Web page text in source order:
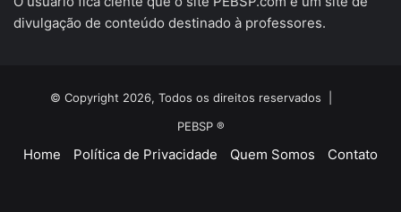
divulgação de conteúdo destinado à professores.
© Copyright 2026, Todos os direitos reservados |
PEBSP ®
Home Política de Privacidade Quem Somos Contato